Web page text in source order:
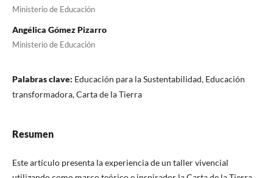
Ministerio de Educación
Angélica Gómez Pizarro
Ministerio de Educación
Palabras clave: Educación para la Sustentabilidad, Educación
transformadora, Carta de la Tierra
Resumen
Este artículo presenta la experiencia de un taller vivencial